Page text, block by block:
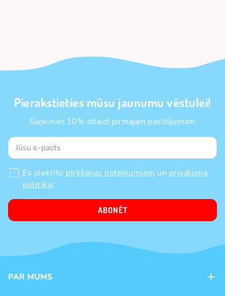
Pierakstieties mūsu jaunumu vēstulei!
Saņemiet 10% atlaidi pirmajam pasūtījumam
Es piekrītu pirkšanas noteikumiem un privātuma
politikai
ABONĒT
PAR MUMS